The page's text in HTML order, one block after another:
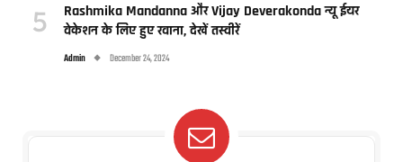
Rashmika Mandanna और Vijay Deverakonda न्यू ईयर
वेकेशन के लिए हुए रवाना, देखें तस्वीरें
Admin December 24, 2024